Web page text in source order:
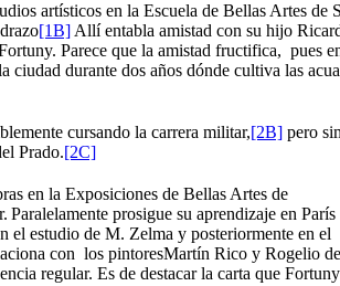
artísticos en la Escuela de Bellas Artes de
[1B] Allí entabla amistad con su hijo
Parece que la amistad fructifica, pues
ciudad durante dos años dónde cultiva las
cursando la carrera militar,[2B] pero
Prado.[2C]
en la Exposiciones de Bellas Artes de
Paralelamente prosigue su aprendizaje en París
el estudio de M. Zelma y posteriormente en el
con los pintoresMartín Rico y Rogelio
regular. Es de destacar la carta que